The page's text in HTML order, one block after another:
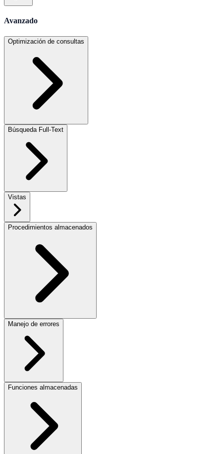
Avanzado
Optimización de consultas
Búsqueda Full-Text
Vistas
Procedimientos almacenados
Manejo de errores
Funciones almacenadas